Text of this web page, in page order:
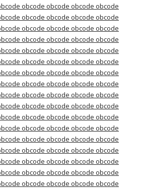
obcode obcode obcode obcode
obcode obcode obcode obcode
obcode obcode obcode obcode
obcode obcode obcode obcode
obcode obcode obcode obcode
obcode obcode obcode obcode
obcode obcode obcode obcode
obcode obcode obcode obcode
obcode obcode obcode obcode
obcode obcode obcode obcode
obcode obcode obcode obcode
obcode obcode obcode obcode
obcode obcode obcode obcode
obcode obcode obcode obcode
obcode obcode obcode obcode
obcode obcode obcode obcode
obcode obcode obcode obcode